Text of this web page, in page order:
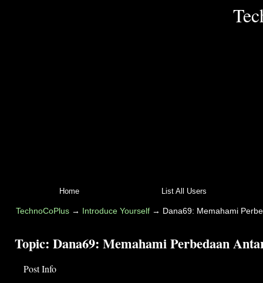
Home List All Users
TechnoCoPlus→ Introduce Yourself→ Dana69: Memahami
Topic: Dana69: Memahami Perbedaan
Post Info